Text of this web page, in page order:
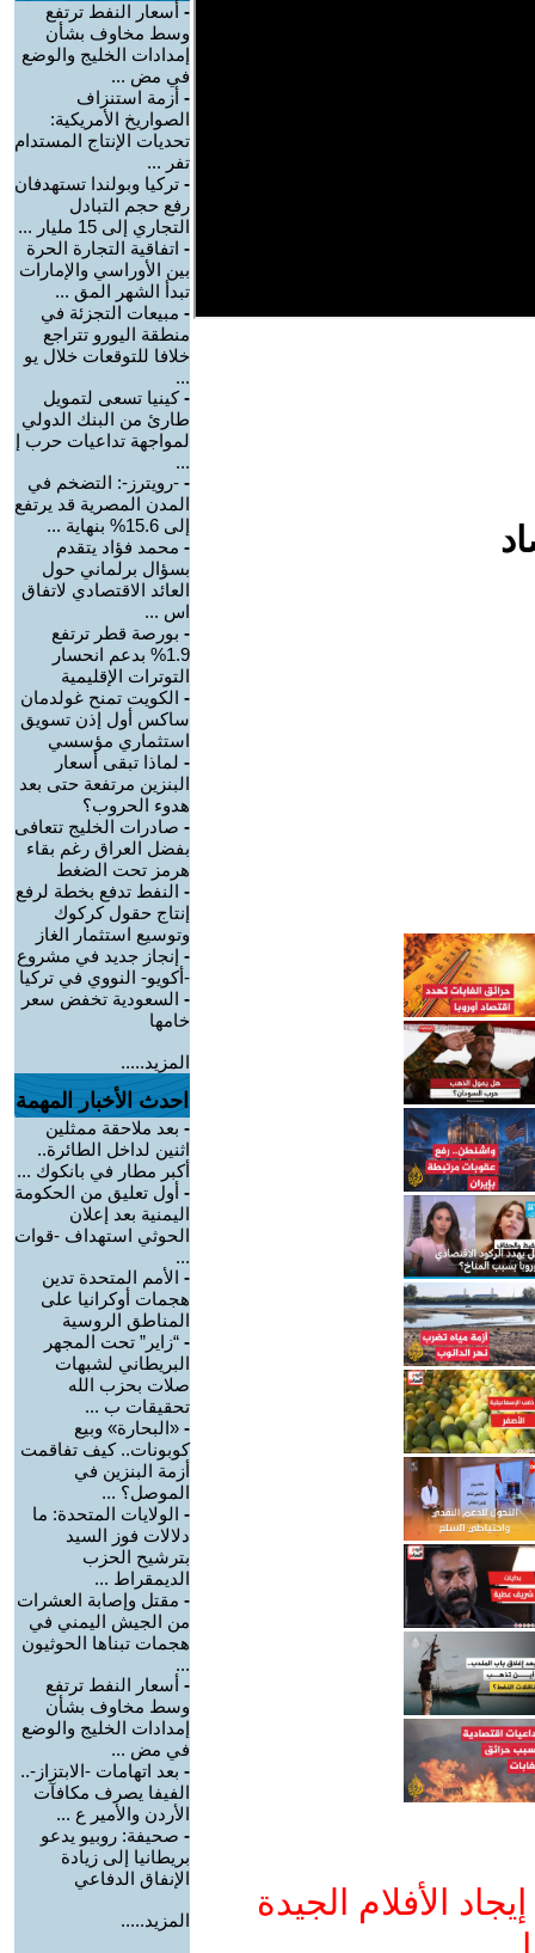
الأفلام الجيدة
- أسعار النفط ترتفع
وسط مخاوف بشأن
إمدادات الخليج والوضع
في مض ...
- أزمة استنزاف
الصواريخ الأمريكية:
تحديات الإنتاج المستدام
تفر ...
- تركيا وبولندا تستهدفان
رفع حجم التبادل
التجاري إلى 15 مليار ...
- اتفاقية التجارة الحرة
بين الأوراسي والإمارات
تبدأ الشهر المق ...
- مبيعات التجزئة في
منطقة اليورو تتراجع
خلافا للتوقعات خلال يو
...
-كينيا تسعى لتمويل
طارئ من البنك الدولي
لمواجهة تداعيات حرب إ
...
- -رويترز-: التضخم في
المدن المصرية قد يرتفع
إلى 15.6% بنهاية ...
- محمد فؤاد يتقدم
بسؤال برلماني حول
العائد الاقتصادي لاتفاق
اس ...
- بورصة قطر ترتفع
1.9% بدعم انحسار
التوترات الإقليمية
- الكويت تمنح غولدمان
ساكس أول إذن تسويق
استثماري مؤسسي
- لماذا تبقى أسعار
البنزين مرتفعة حتى بعد
هدوء الحروب؟
- صادرات الخليج تتعافى
بفضل العراق رغم بقاء
هرمز تحت الضغط
- النفط تدفع بخطة لرفع
إنتاج حقول كركوك
وتوسيع استثمار الغاز
- إنجاز جديد في مشروع
-أكويو- النووي في تركيا
- السعودية تخفض سعر
خامها
المزيد.....
احدث الأخبار المهمة
- بعد ملاحقة ممثلين
اثنين لداخل الطائرة..
أكبر مطار في بانكوك ...
- أول تعليق من الحكومة
اليمنية بعد إعلان
الحوثي استهداف -قوات
...
- الأمم المتحدة تدين
هجمات أوكرانيا على
المناطق الروسية
- “زاير” تحت المجهر
البريطاني لشبهات
صلات بحزب الله
تحقيقات ب ...
- «البحارة» وبيع
كوبونات.. كيف تفاقمت
أزمة البنزين في
الموصل؟ ...
- الولايات المتحدة: ما
دلالات فوز السيد
بترشيح الحزب
الديمقراط ...
- مقتل وإصابة العشرات
من الجيش اليمني في
هجمات تبناها الحوثيون
...
- أسعار النفط ترتفع
وسط مخاوف بشأن
إمدادات الخليج والوضع
في مض ...
- بعد اتهامات -الابتزاز-..
الفيفا يصرف مكافآت
الأردن والأمير ع ...
- صحيفة: روبيو يدعو
بريطانيا إلى زيادة
الإنفاق الدفاعي
المزيد.....